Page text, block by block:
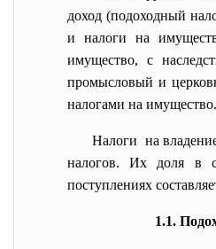
доход (подоходный
и налоги на
имущество, с
промысловый и
налогами на имущество.
Налоги на
налогов. Их доля в
поступлениях
1.1.